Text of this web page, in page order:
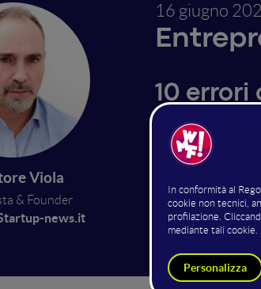
Viola
& Founder
news.it
16 giugno
10
Perché una
motivi sono da
comunicazione.
in base